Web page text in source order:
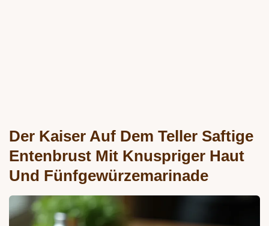
Der Kaiser Auf Dem Teller Saftige
Entenbrust Mit Knuspriger Haut
Und Fünfgewürzemarinade